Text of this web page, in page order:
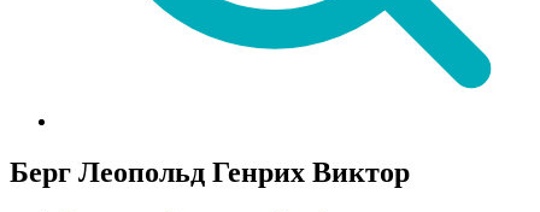
Берг Леопольд Генрих Виктор